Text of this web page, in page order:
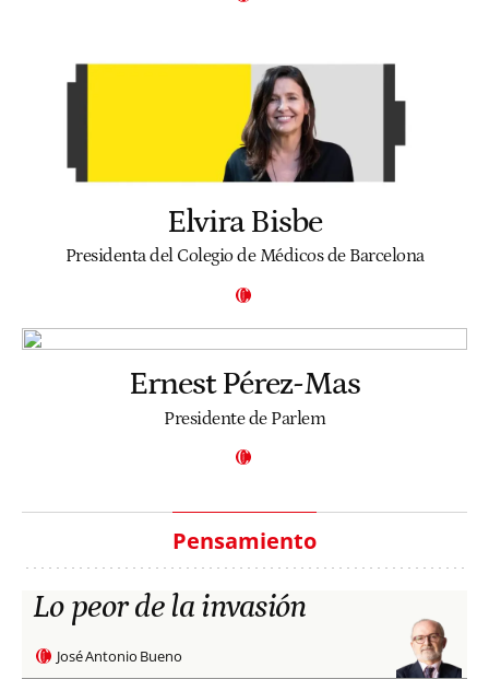
Elvira Bisbe
Presidenta del Colegio de Médicos de Barcelona
Ernest Pérez-Mas
Presidente de Parlem
Pensamiento
Lo peor de la invasión
José Antonio Bueno